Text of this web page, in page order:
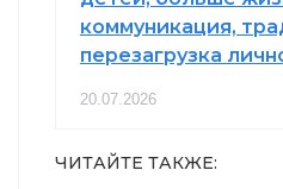
коммуникация,
перезагрузка
20.07.2026
ЧИТАЙТЕ ТАКЖЕ: